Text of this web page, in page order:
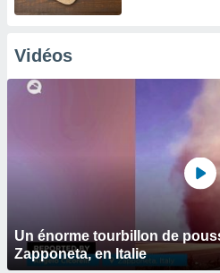
Vidéos
Un énorme tourbillon de
Zapponeta, en Italie